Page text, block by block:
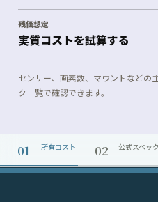
残価想定
実質コストを試算する
センサー、画素数、マウントなどの
ク一覧で確認できます。
01 所有コスト 02 公式スペック